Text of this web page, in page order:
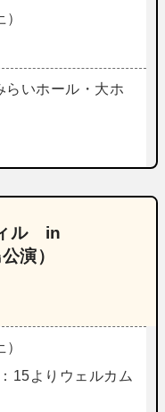
らいホール・大ホ
ィル in
演）
15よりウェルカム